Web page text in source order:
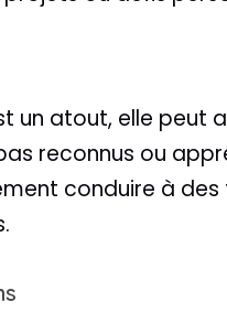
un atout, elle peut
reconnus ou
conduire à des